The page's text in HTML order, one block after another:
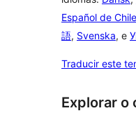
Español de Chile
語, Svenska, e
Traducir este
Explorar o